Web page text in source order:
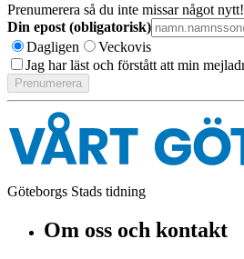
Prenumerera så du inte missar något nytt!
Din epost (obligatorisk)
Dagligen
Veckovis
Jag har läst och förstått att min
Göteborgs Stads tidning
Om oss och kontakt